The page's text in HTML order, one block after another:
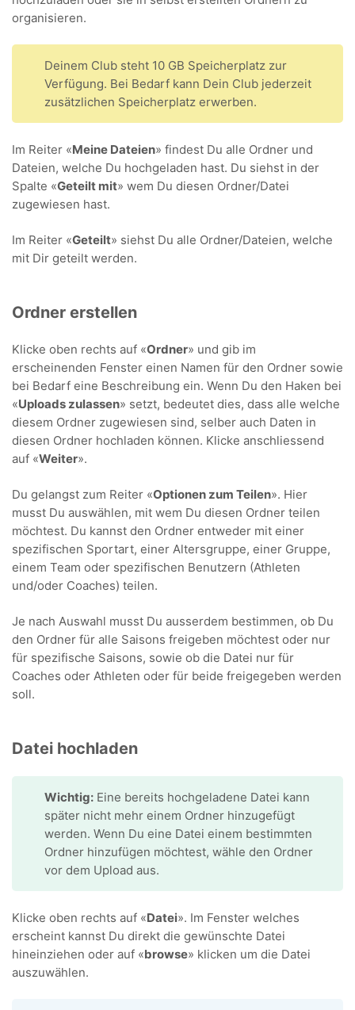
organisieren.
Deinem Club steht 10 GB Speicherplatz zur
Verfügung. Bei Bedarf kann Dein Club jederzeit
zusätzlichen Speicherplatz erwerben.
Im Reiter «Meine Dateien» findest Du alle Ordner und
Dateien, welche Du hochgeladen hast. Du siehst in der
Spalte «Geteilt mit» wem Du diesen Ordner/Datei
zugewiesen hast.
Im Reiter «Geteilt» siehst Du alle Ordner/Dateien, welche
mit Dir geteilt werden.
Ordner erstellen
Klicke oben rechts auf «Ordner» und gib im
erscheinenden Fenster einen Namen für den Ordner sowie
bei Bedarf eine Beschreibung ein. Wenn Du den Haken bei
«Uploads zulassen» setzt, bedeutet dies, dass alle welche
diesem Ordner zugewiesen sind, selber auch Daten in
diesen Ordner hochladen können. Klicke anschliessend
auf «Weiter».
Du gelangst zum Reiter «Optionen zum Teilen». Hier
musst Du auswählen, mit wem Du diesen Ordner teilen
möchtest. Du kannst den Ordner entweder mit einer
spezifischen Sportart, einer Altersgruppe, einer Gruppe,
einem Team oder spezifischen Benutzern (Athleten
und/oder Coaches) teilen.
Je nach Auswahl musst Du ausserdem bestimmen, ob Du
den Ordner für alle Saisons freigeben möchtest oder nur
für spezifische Saisons, sowie ob die Datei nur für
Coaches oder Athleten oder für beide freigegeben werden
soll.
Datei hochladen
Wichtig: Eine bereits hochgeladene Datei kann
später nicht mehr einem Ordner hinzugefügt
werden. Wenn Du eine Datei einem bestimmten
Ordner hinzufügen möchtest, wähle den Ordner
vor dem Upload aus.
Klicke oben rechts auf «Datei». Im Fenster welches
erscheint kannst Du direkt die gewünschte Datei
hineinziehen oder auf «browse» klicken um die Datei
auszuwählen.